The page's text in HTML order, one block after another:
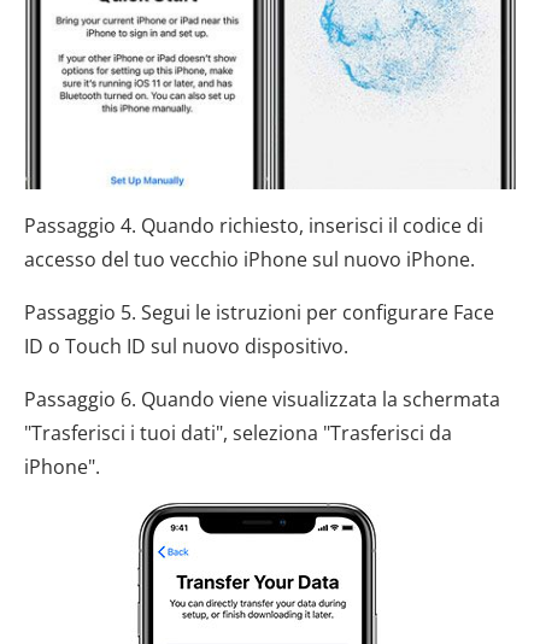
Passaggio 4. Quando richiesto, inserisci il codice di
accesso del tuo vecchio iPhone sul nuovo iPhone.
Passaggio 5. Segui le istruzioni per configurare Face
ID o Touch ID sul nuovo dispositivo.
Passaggio 6. Quando viene visualizzata la schermata
"Trasferisci i tuoi dati", seleziona "Trasferisci da
iPhone".